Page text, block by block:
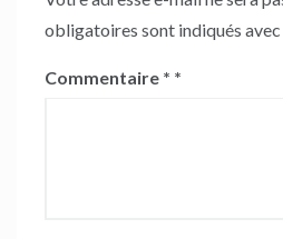
obligatoires sont indiqués avec
Commentaire *